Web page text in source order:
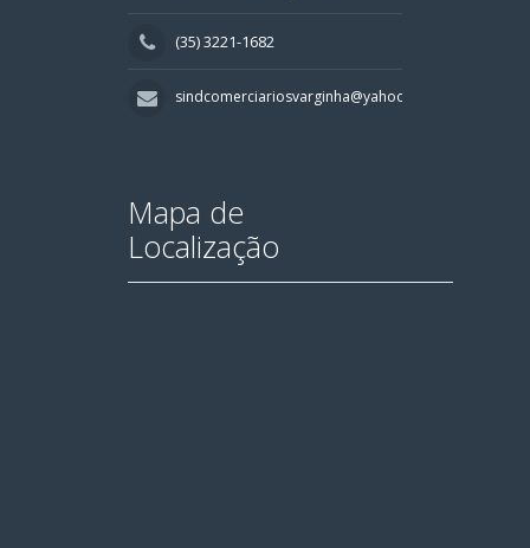
(35) 3221-1682
sindcomerciariosvarginha@yahoo.com.br
Mapa de
Localização